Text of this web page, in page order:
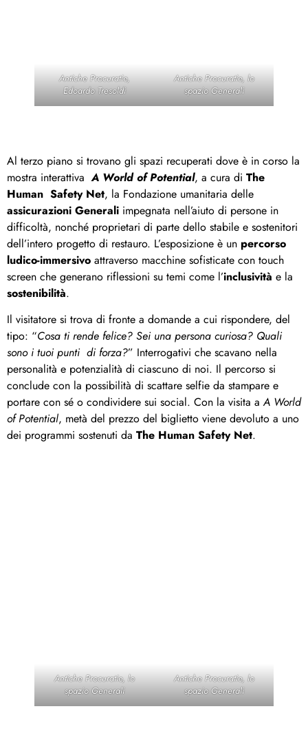
Antiche Procuratie,
Edoardo Tresoldi
Antiche Procuratie, lo
spazio Generali
Al terzo piano si trovano gli spazi recuperati dove è in corso la
mostra interattivaA World of Potential, a cura di The
Human Safety Net, la Fondazione umanitaria delle
assicurazioni Generali impegnata nell’aiuto di persone in
difficoltà, nonché proprietari di parte dello stabile e sostenitori
dell’intero progetto di restauro. L’esposizione è un percorso
ludico-immersivo attraverso macchine sofisticate con touch
screen che generano riflessioni su temi come l’inclusività e la
sostenibilità.
Il visitatore si trova di fronte a domande a cui rispondere, del
tipo: “Cosa ti rende felice? Sei una persona curiosa? Quali
sono i tuoi punti di forza?” Interrogativi che scavano nella
personalità e potenzialità di ciascuno di noi. Il percorso si
conclude con la possibilità di scattare selfie da stampare e
portare con sé o condividere sui social. Con la visita aA World
of Potential, metà del prezzo del biglietto viene devoluto a uno
dei programmi sostenuti da The Human Safety Net.
Antiche Procuratie, lo
spazio Generali
Antiche Procuratie, lo
spazio Generali